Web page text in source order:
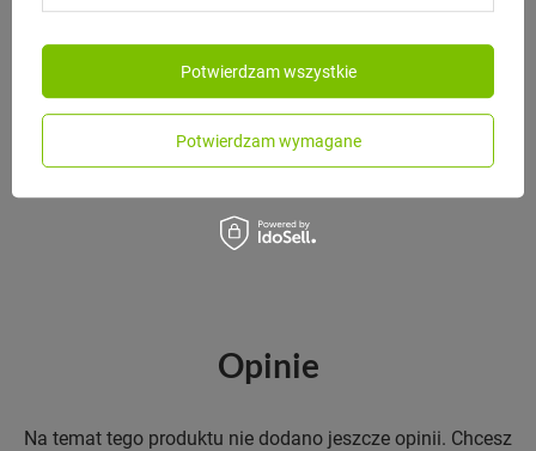
Black+Blum Butelka szklana na
wodę 600ml łupkowa
Opinie
Na temat tego produktu nie dodano jeszcze opinii. Chcesz
Potwierdzam wymagane
Potwierdzam wszystkie